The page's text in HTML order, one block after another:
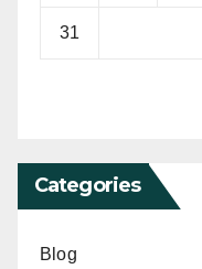
31
Categories
Blog